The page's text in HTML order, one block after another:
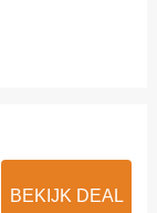
BEKIJK DEAL